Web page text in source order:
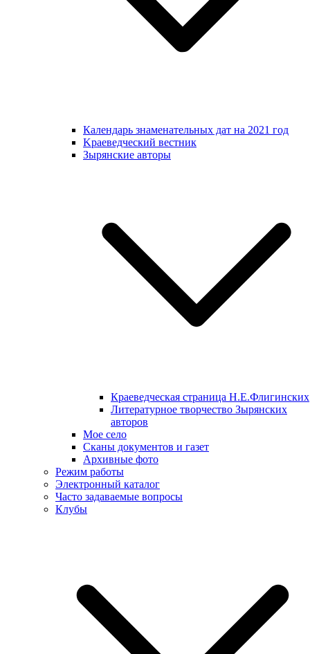
Календарь знаменательных дат на 2021 год
Kраеведческий вестник
Зырянские авторы
Краеведческая страница Н.Е.Флигинских
Литературное творчество Зырянских
авторов
Мое село
Сканы документов и газет
Архивные фото
Режим работы
Электронный каталог
Часто задаваемые вопросы
Клубы